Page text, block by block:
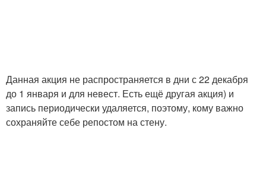
Данная акция не распространяется в дни с 22 декабря
до 1 января и для невест. Есть ещё другая акция) и
запись периодически удаляется, поэтому, кому важно
сохраняйте себе репостом на стену.